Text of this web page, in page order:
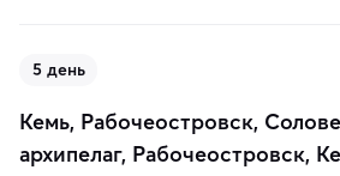
5 день
Кемь, Рабочеостровск,
архипелаг, Рабочеостровск,